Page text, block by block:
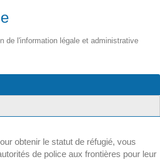
de l'information légale et administrative
obtenir le statut de réfugié, vous
de police aux frontières pour leur